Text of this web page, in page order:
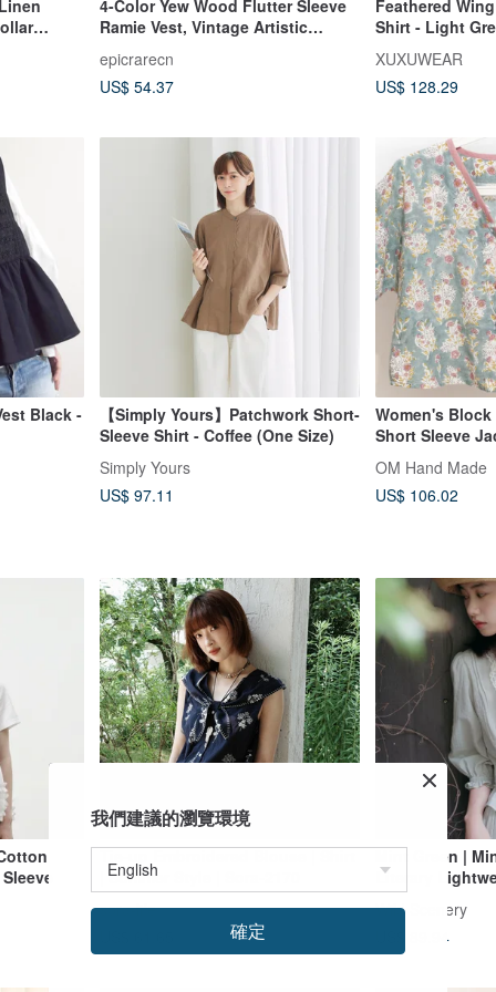
4-Color Yew Wood Flutter Sleeve
Ramie Vest, Vintage Artistic
epicrarecn
US$ 54.37
Feathered
Shirt - Light
XUXUWEAR
US$ 128.29
Black -
【Simply Yours】Patchwork Short-
Sleeve Shirt - Coffee (One Size)
Simply Yours
US$ 97.11
Women's
Short Sleeve
Cotton Short
Handmade
- Pink Floral
OM Hand Made
US$ 106.02
Tie-up Embroidered Blouse | Shirt
| Summer Style | Sora-2170
sora-life
Mint Green |
Literary
Lace Ruffle
Piece Tie Shirt
Wild Scenery
US$ 89.94
我們建議的瀏覽環境
確定